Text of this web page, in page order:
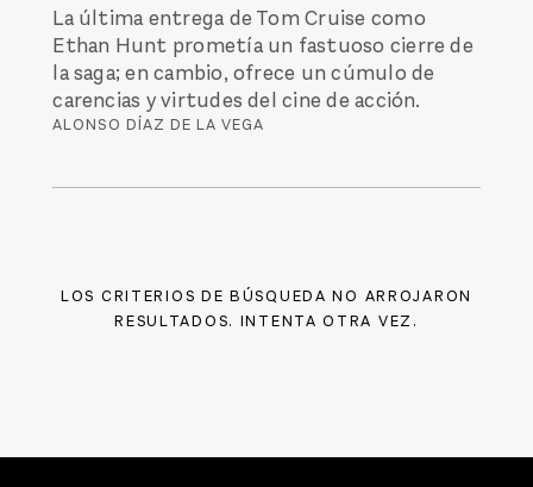
La última entrega de Tom Cruise como
Ethan Hunt prometía un fastuoso cierre de
la saga; en cambio, ofrece un cúmulo de
carencias y virtudes del cine de acción.
ALONSO DÍAZ DE LA VEGA
LOS CRITERIOS DE BÚSQUEDA NO ARROJARON
RESULTADOS. INTENTA OTRA VEZ.